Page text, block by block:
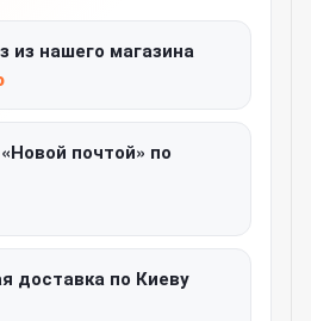
из нашего магазина
почтой» по
доставка по Киеву